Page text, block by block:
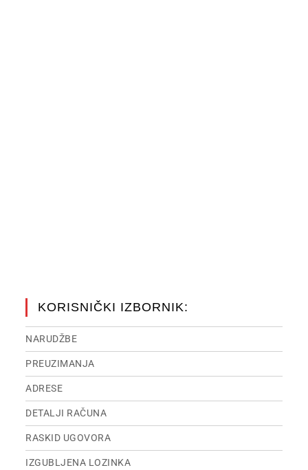
KORISNIČKI IZBORNIK:
NARUDŽBE
PREUZIMANJA
ADRESE
DETALJI RAČUNA
RASKID UGOVORA
IZGUBLJENA LOZINKA